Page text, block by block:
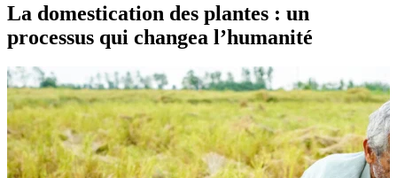
La domestication des plantes : un
processus qui changea l’humanité